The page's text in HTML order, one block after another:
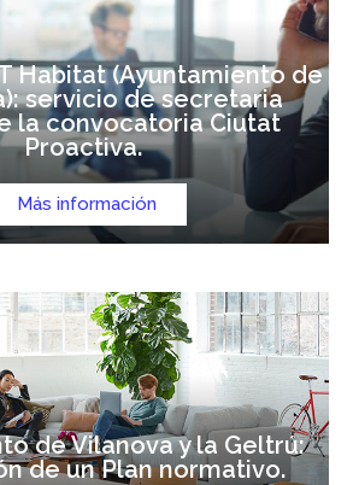
Habitat (Ayuntamiento de
servicio de secretaria
la convocatoria Ciutat
Proactiva.
Más información
de Vilanova y la Geltrú:
de un Plan normativo.